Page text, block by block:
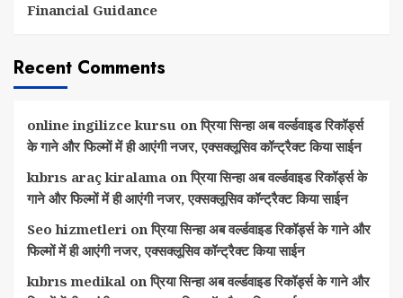
Financial Guidance
Recent Comments
online ingilizce kursu onप्रिया सिन्हा अब वर्ल्डवाइड रिकॉर्ड्स
के गाने और फिल्मों में ही आएंगी नजर, एक्सक्लूसिव कॉन्ट्रैक्ट किया साईन
kıbrıs araç kiralama onप्रिया सिन्हा अब वर्ल्डवाइड रिकॉर्ड्स के
गाने और फिल्मों में ही आएंगी नजर, एक्सक्लूसिव कॉन्ट्रैक्ट किया साईन
Seo hizmetleri onप्रिया सिन्हा अब वर्ल्डवाइड रिकॉर्ड्स के गाने और
फिल्मों में ही आएंगी नजर, एक्सक्लूसिव कॉन्ट्रैक्ट किया साईन
kıbrıs medikal onप्रिया सिन्हा अब वर्ल्डवाइड रिकॉर्ड्स के गाने और